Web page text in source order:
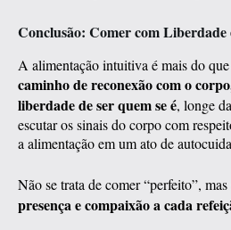
Conclusão: Comer com
A alimentação intuitiva é mais do
caminho de reconexão com o
liberdade de ser quem se é, longe
escutar os sinais do corpo com
a alimentação em um ato de
Não se trata de comer “perfeito”,
presença e compaixão a cada